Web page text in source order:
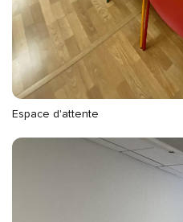
Espace d'attente